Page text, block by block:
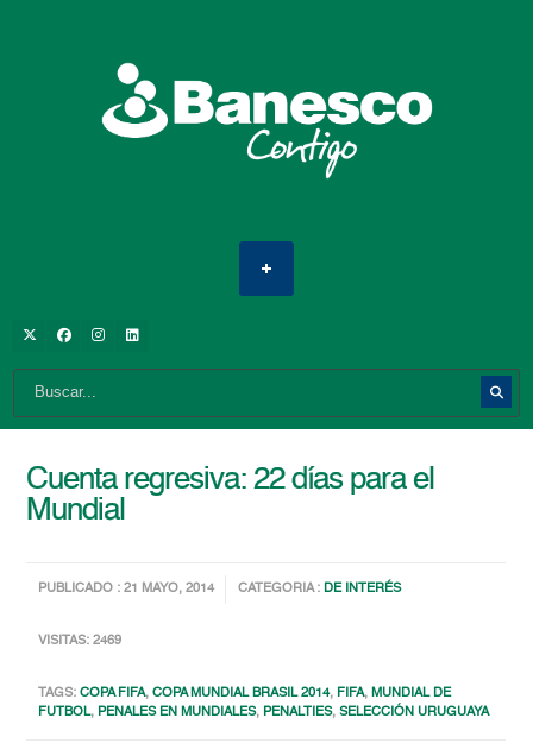
Cuenta regresiva: 22 días para el
Mundial
PUBLICADO : 21 MAYO, 2014 CATEGORIA :DE INTERÉS
VISITAS: 2469
TAGS:COPA FIFA,COPA MUNDIAL BRASIL 2014, FIFA,MUNDIAL DE
FUTBOL, PENALES EN MUNDIALES, PENALTIES,SELECCIÓN URUGUAYA